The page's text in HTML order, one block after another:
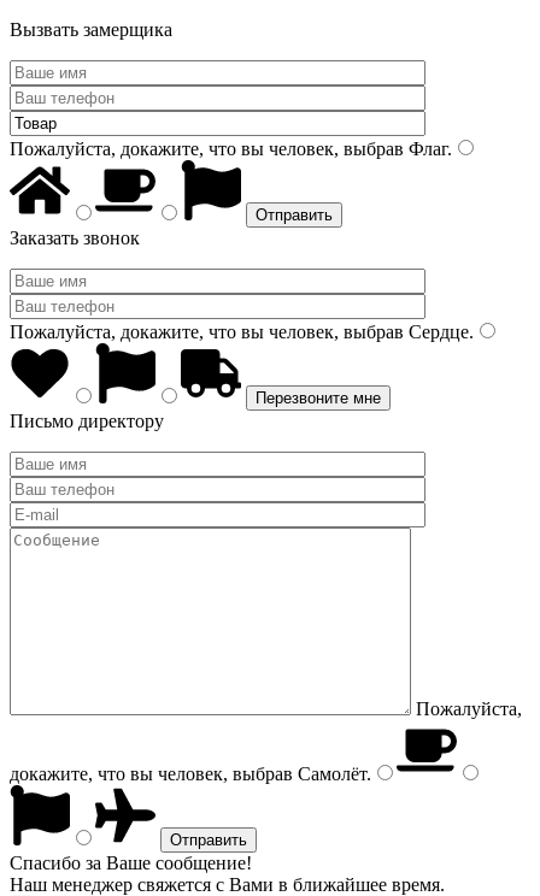
Вызвать замерщика
Пожалуйста, докажите, что вы человек, выбрав Флаг.
Заказать звонок
Пожалуйста, докажите, что вы человек, выбрав Сердце.
Письмо директору
Пожалуйста,
докажите, что вы человек, выбрав Самолёт.
Спасибо за Ваше сообщение!
Наш менеджер свяжется с Вами в ближайшее время.